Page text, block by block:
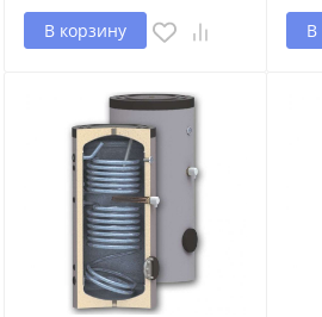
В корзину В